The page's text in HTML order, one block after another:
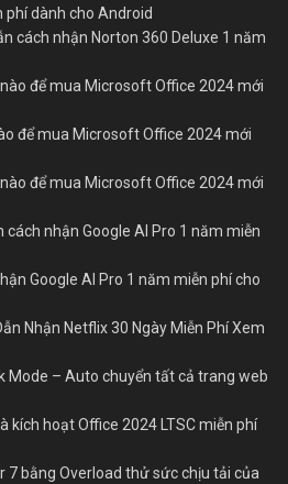
phí dành cho Android
cách nhận Norton 360 Deluxe 1 năm
để mua Microsoft Office 2024 mới
để mua Microsoft Office 2024 mới
để mua Microsoft Office 2024 mới
cách nhận Google AI Pro 1 năm miễn
Google AI Pro 1 năm miễn phí cho
Nhận Netflix 30 Ngày Miễn Phí Xem
Mode – Auto chuyển tất cả trang web
kích hoạt Office 2024 LTSC miễn phí
7 bằng Overload thử sức chịu tải của